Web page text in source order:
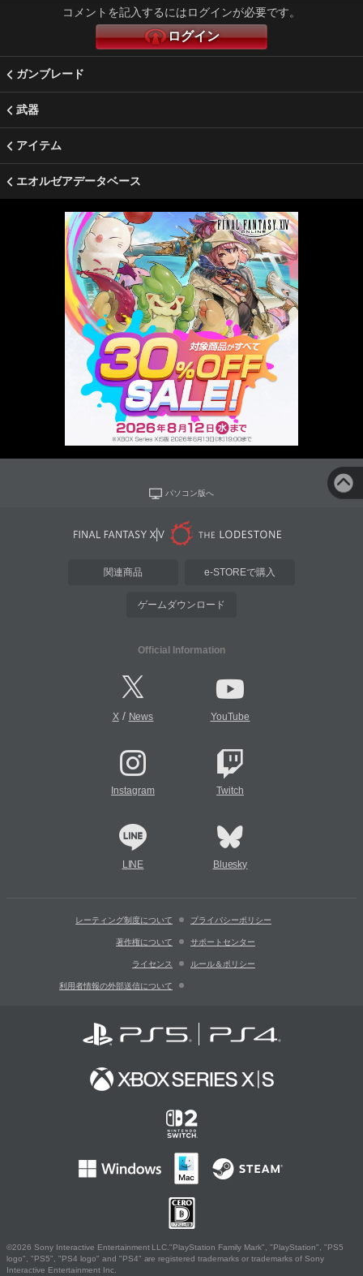
コメントを記入するにはログインが必要です。
ログイン
ガンブレード
武器
アイテム
エオルゼアデータベース
パソコン版へ
関連商品 e-STOREで購入
ゲームダウンロード
Official Information
X/ News YouTube
Instagram Twitch
LINE Bluesky
レーティング制度について プライバシーポリシー
著作権について サポートセンター
ライセンス ルール＆ポリシー
利用者情報の外部送信について
©2026 Sony Interactive Entertainment LLC."PlayStation Family Mark", "PlayStation", "PS5
logo", "PS5", "PS4 logo" and "PS4" are registered trademarks or trademarks of Sony
Interactive Entertainment Inc.